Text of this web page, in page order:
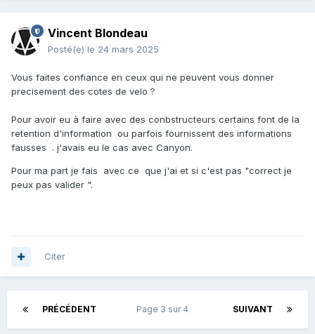
Vincent Blondeau
Posté(e) le 24 mars 2025
Vous faites confiance en ceux qui ne peuvent vous donner
precisement des cotes de velo ?
Pour avoir eu à faire avec des conbstructeurs certains font de la
retention d'information ou parfois fournissent des informations
fausses . j'avais eu le cas avec Canyon.
Pour ma part je fais avec ce que j'ai et si c'est pas "correct je
peux pas valider ".
Citer
PRÉCÉDENT SUIVANT
Page 3 sur 4